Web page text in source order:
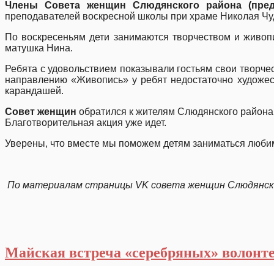
Члены Совета женщин Слюдянского района
преподавателей воскресной школы при храме Николая
По воскресеньям дети занимаются творчеством и
матушка Нина.
Ребята с удовольствием показывали гостьям свои
направлению «Живопись» у ребят недостаточно
карандашей.
Совет женщин обратился к жителям Слюдянского
Благотворительная акция уже идет.
Уверены, что вместе мы поможем детям заниматься
По материалам страницы VK совета женщин
Майская встреча «серебряных»